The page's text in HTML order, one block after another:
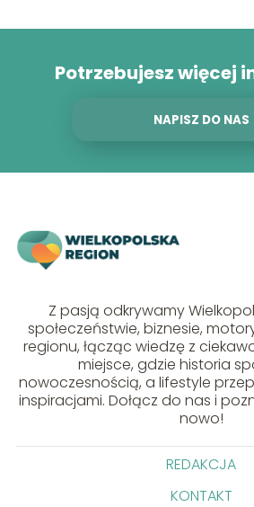
Potrzebujesz więcej
NAPISZ DO NAS
Z pasją odkrywamy
społeczeństwie, biznesie,
regionu, łącząc wiedzę z
miejsce, gdzie historia
nowoczesnością, a lifestyle
inspiracjami. Dołącz do nas i
nowo!
REDAKCJA
KONTAKT